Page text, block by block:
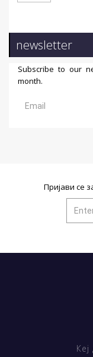
newsletter
Subscribe to our
month.
Пријави се